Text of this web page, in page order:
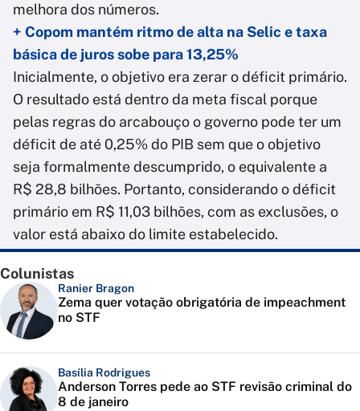
melhora dos números.
+ Copom mantém ritmo de alta na Selic e taxa
básica de juros sobe para 13,25%
Inicialmente, o objetivo era zerar o déficit primário.
O resultado está dentro da meta fiscal porque
pelas regras do arcabouço o governo pode ter um
déficit de até 0,25% do PIB sem que o objetivo
seja formalmente descumprido, o equivalente a
R$ 28,8 bilhões. Portanto, considerando o déficit
primário em R$ 11,03 bilhões, com as exclusões, o
valor está abaixo do limite estabelecido.
Colunistas
Ranier Bragon
Zema quer votação obrigatória de impeachment
no STF
Basília Rodrigues
Anderson Torres pede ao STF revisão criminal do
8 de janeiro